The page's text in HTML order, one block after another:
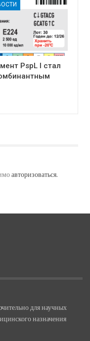
PspL I стал
авторизоваться.
для научных
назначения